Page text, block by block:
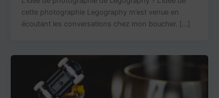
cette photographie Legography m’est venue en
écoutant les conversations chez mon boucher. […]